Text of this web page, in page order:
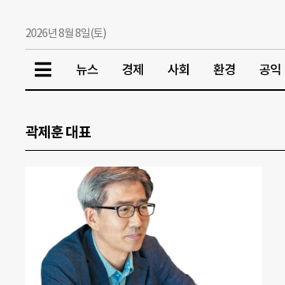
2026년 8월 8일(토)
뉴스 경제 사회 환경 공익
곽제훈 대표